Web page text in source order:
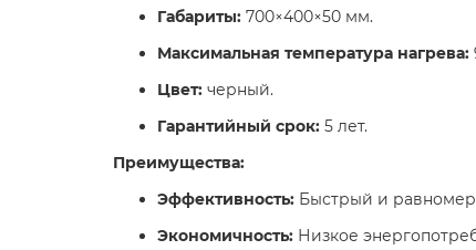
Габариты: 700×400×50 мм.​
Максимальная температура нагрева:
Цвет: черный.​
Гарантийный срок: 5 лет. ​
Преимущества:
Эффективность: Быстрый и
Экономичность: Низкое